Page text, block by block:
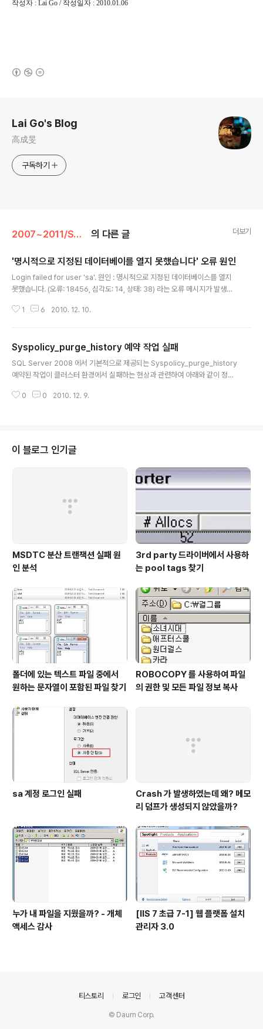
작성자 : Lai Go / 작성일자 : 2010.01.06
Lai Go's Blog
高成旻
구독하기
2007~2011/SQL Server 의 다른 글 더보기
'명시적으로 지정된 데이터베이를 열지 못했습니다' 오류 원인
Login failed for user 'sa'. 원인 : 명시적으로 지정된 데이터베이스를 열지
못했습니다. (오류: 18456, 심각도: 14, 상태: 38) 라는 오류 메시지가 발생하
P1 [현상] 이벤트 로그에서 감사 실패 메시지 발생 원본: MSSQLSERVER 이
인: 명시적으로 지정된 데이터베이스를 열지 못했습니다. [클라이언트: 192.16
8.0.100] [원인] 클라이언트에서 존재하지 않는 데이터베이스에 연결하려고
하였을 때, 위와..
1 6 2010. 12. 10.
Syspolicy_purge_history 예약 작업 실패
SQL Server 2008 에서 기본적으로 제공되는 Syspolicy_purge_history
예약된 작업이 클러스터 환경에서 실패하는 현상과 관련하여 아래와 같이 정리
olicy_purge_history 예약된 작업이 아래와 같은 오류가 발생하며 매번 실패
자로 실행되었습니다: DC\SQLCLUSTER. 작업..
0 0 2010. 12. 9.
이 블로그 인기글
MSDTC 분산 트랜잭션 실패 원
인 분석
3rd party 드라이버에서 사용하
는 pool tags 찾기
폴더에 있는 텍스트 파일 중에서
원하는 문자열이 포함된 파일 찾기
ROBOCOPY 를 사용하여 파일
의 권한 및 모든 파일 정보 복사
sa 계정 로그인 실패
Crash 가 발생하였는데 왜? 메모
리 덤프가 생성되지 않았을까?
누가 내 파일을 지웠을까? - 개체
액세스 감사
[IIS 7 초급 7-1] 웹 플랫폼 설치
관리자 3.0
티스토리 로그인 고객센터
© Daum Corp.